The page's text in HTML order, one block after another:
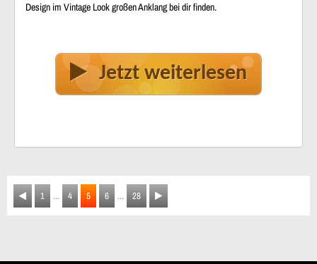
Design im Vintage Look großen Anklang bei dir finden.
Jetzt weiterlesen
1 ... 4 5 6 ... 28